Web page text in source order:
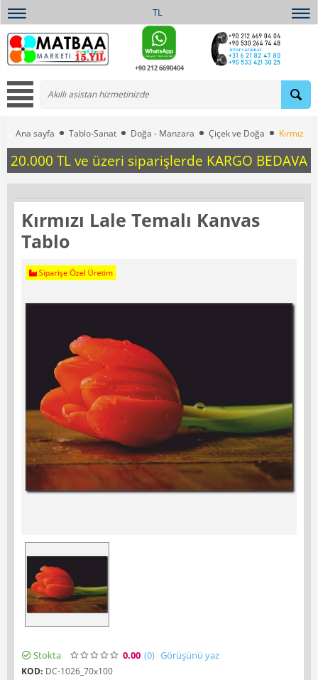
TL
+90 212 6690404
Ana sayfa Tablo-Sanat Doğa - Manzara Çiçek ve Doğa Kırmızı
20.000 TL ve üzeri siparişlerde KARGO BEDAVA
Kırmızı Lale Temalı Kanvas
Tablo
Siparişe Özel Üretim
Stokta 0.00 (0) Görüşünü yaz
KOD: DC-1026_70x100